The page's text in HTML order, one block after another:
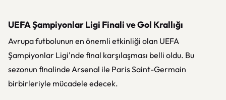
UEFA Şampiyonlar Ligi Finali ve Gol Krallığı
Avrupa futbolunun en önemli etkinliği olan UEFA
Şampiyonlar Ligi'nde final karşılaşması belli oldu. Bu
sezonun finalinde Arsenal ile Paris Saint-Germain
birbirleriyle mücadele edecek.